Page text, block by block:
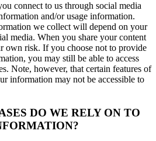
connect to us through social media
and/or usage information.
we collect will depend on your
media. When you share your content
own risk. If you choose not to provide
you may still be able to access
Note, however, that certain features of
information may not be accessible to
DO WE RELY ON TO